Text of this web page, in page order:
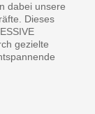
dabei unsere
Dieses
gezielte